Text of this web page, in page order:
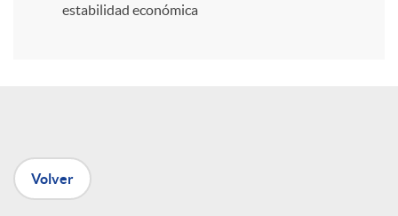
n
estabilidad económica
Volver